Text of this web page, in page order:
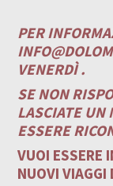
PER
VENERDÌ .
SE NON
LASCIATE UN
ESSERE
VUOI ESSERE
NUOVI VIAGGI